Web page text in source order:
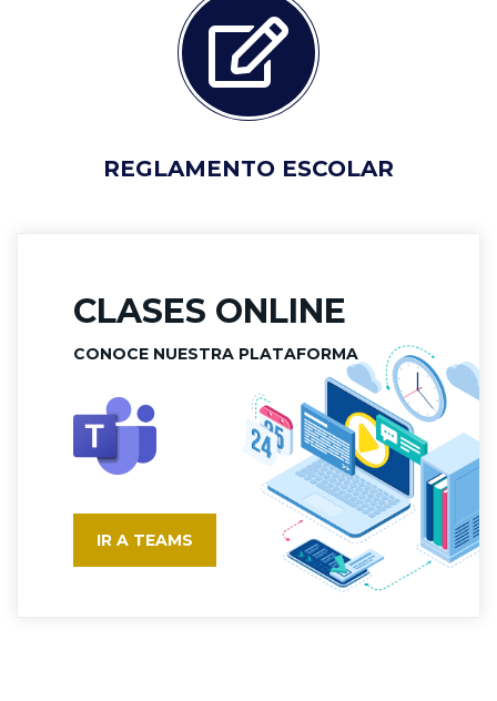
REGLAMENTO ESCOLAR
CLASES ONLINE
CONOCE NUESTRA PLATAFORMA
IR A TEAMS